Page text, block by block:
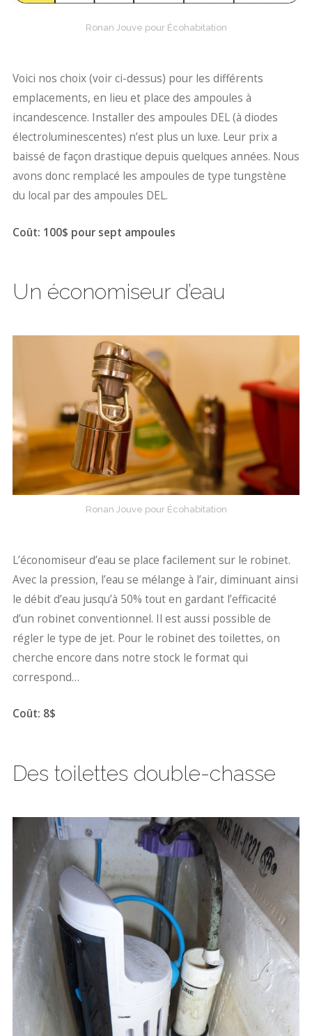
Ronan Jouve pour Écohabitation
Voici nos choix (voir ci-dessus) pour les différents
emplacements, en lieu et place des ampoules à
incandescence. Installer des ampoules DEL (à diodes
électroluminescentes) n’est plus un luxe. Leur prix a
baissé de façon drastique depuis quelques années. Nous
avons donc remplacé les ampoules de type tungstène
du local par des ampoules DEL.
Coût: 100$ pour sept ampoules
Un économiseur d’eau
Ronan Jouve pour Écohabitation
L’économiseur d’eau se place facilement sur le robinet.
Avec la pression, l’eau se mélange à l’air, diminuant ainsi
le débit d’eau jusqu’à 50% tout en gardant l’efficacité
d’un robinet conventionnel. Il est aussi possible de
régler le type de jet. Pour le robinet des toilettes, on
cherche encore dans notre stock le format qui
correspond…
Coût: 8$
Des toilettes double-chasse